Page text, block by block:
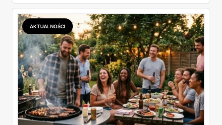
Przejrzałam obie i policzyłam pozycja po pozycji: zeszyty,
piórniki, plecaki, farby, kleje. Poniżej cała lista przyborów
szkolnych z cenami i terminami.
AKTUALNOŚCI